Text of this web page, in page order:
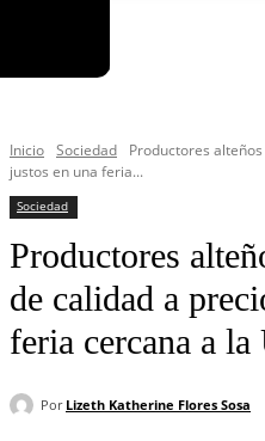
Inicio Sociedad
Productores
justos en una feria...
Sociedad
Productores
de calidad a
feria cercana a la
Por Lizeth Katherine Flores Sosa